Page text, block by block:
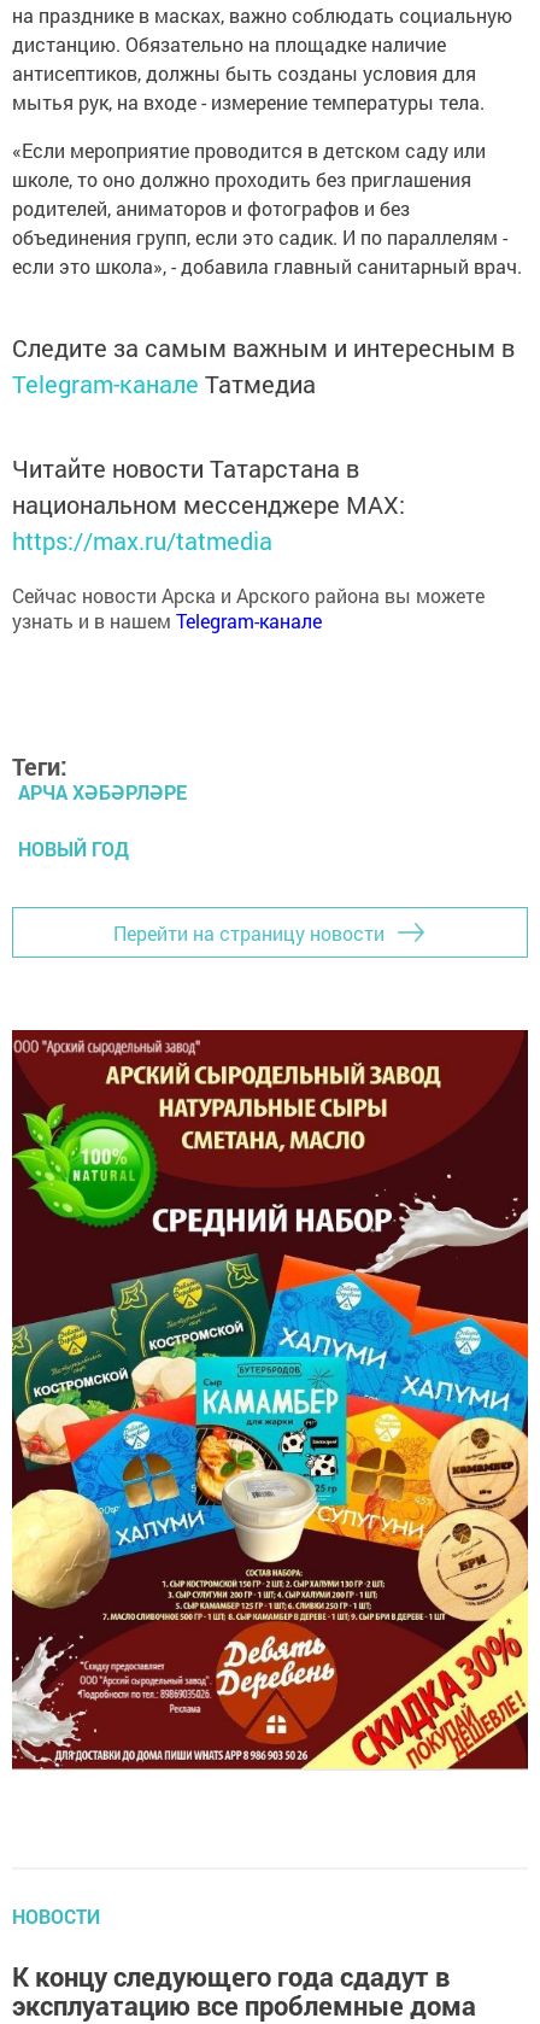
на празднике в масках, важно соблюдать социальную
дистанцию. Обязательно на площадке наличие
антисептиков, должны быть созданы условия для
мытья рук, на входе - измерение температуры тела.
«Если мероприятие проводится в детском саду или
школе, то оно должно проходить без приглашения
родителей, аниматоров и фотографов и без
объединения групп, если это садик. И по параллелям -
если это школа», - добавила главный санитарный врач.
Следите за самым важным и интересным в
Telegram-канале Татмедиа
Читайте новости Татарстана в
национальном мессенджере MАХ:
https://max.ru/tatmedia
Сейчас новости Арска и Арского района вы можете
узнать и в нашем Telegram-канале
Теги:
АРЧА ХӘБӘРЛӘРЕ
НОВЫЙ ГОД
Перейти на страницу новости
НОВОСТИ
К концу следующего года сдадут в
эксплуатацию все проблемные дома